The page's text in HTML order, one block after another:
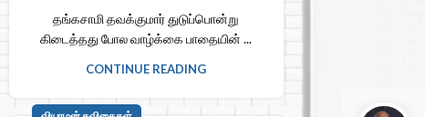
தங்கசாமி தவக்குமார் துடுப்பொன்று
கிடைத்தது போல வாழ்க்கை பாதையின் ...
CONTINUE READING